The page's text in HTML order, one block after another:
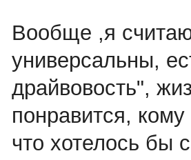
Вообще ,я
универсальны,
драйвовость",
понравится,
что хотелось бы